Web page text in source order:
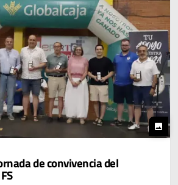
photo
de convivencia del